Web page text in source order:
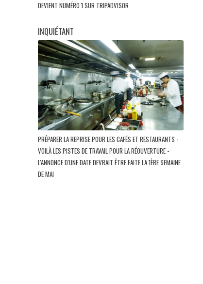
DEVIENT NUMÉRO 1 SUR TRIPADVISOR
INQUIÉTANT
PRÉPARER LA REPRISE POUR LES CAFÉS ET RESTAURANTS -
VOILÀ LES PISTES DE TRAVAIL POUR LA RÉOUVERTURE -
L'ANNONCE D'UNE DATE DEVRAIT ÊTRE FAITE LA 1ÈRE SEMAINE
DE MAI